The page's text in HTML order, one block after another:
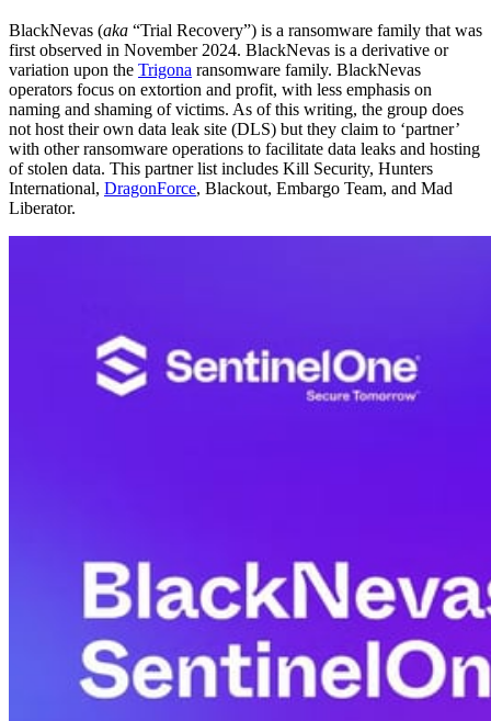
BlackNevas (aka “Trial Recovery”) is a ransomware family that was
first observed in November 2024. BlackNevas is a derivative or
variation upon the Trigona ransomware family. BlackNevas
operators focus on extortion and profit, with less emphasis on
naming and shaming of victims. As of this writing, the group does
not host their own data leak site (DLS) but they claim to ‘partner’
with other ransomware operations to facilitate data leaks and hosting
of stolen data. This partner list includes Kill Security, Hunters
International, DragonForce, Blackout, Embargo Team, and Mad
Liberator.